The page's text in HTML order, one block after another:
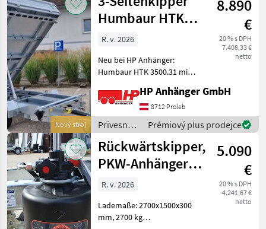
Humbaur
Nový stroj
Humbaur HTK
3500.31 mit
verzinkte
8.890
€
20 % s DPH
7.408,33 €
netto
R. v. 2026
Neu bei HP Anhänger:
Humbaur HTK 3500.31 mit
- Stahlbordwänden,
doppelwandig Lademaße
innen: 3130 x 1740 x 400
mm, 3500 kg GG, Nutzlast
2550
HP Anhänger GmbH
8712 Proleb
Privesné
vozíky /
Humbaur
Prémiový plus prodejce
Rückwärtskipper,
PKW-Anhänger,
Humbaur HUK
27271
5.090
€
20 % s DPH
4.241,67 €
netto
R. v. 2026
Lademaße: 2700x1500x300
mm, 2700 kg